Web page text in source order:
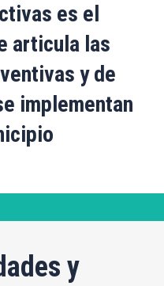
es el
articula las
y de
implementan
y